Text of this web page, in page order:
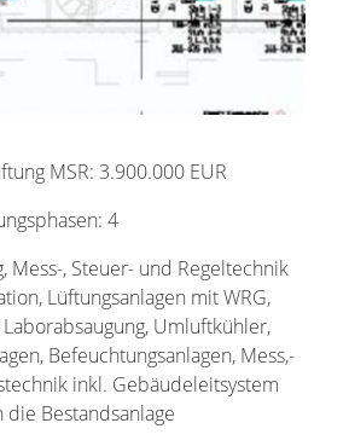
MSR: 3.900.000 EUR
4
Mess-, Steuer- und Regeltechnik
Lüftungsanlagen mit WRG,
Umluftkühler,
Befeuchtungsanlagen, Mess,-
inkl. Gebäudeleitsystem
Bestandsanlage